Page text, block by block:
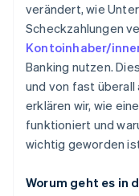
Integrierte
Kontrollierter
verändert, wie
Scheckzahlungen
Kontoinhaber/
Banking nutzen.
und von fast überall
erklären wir, wie
funktioniert und
wichtig geworden
Worum geht es in